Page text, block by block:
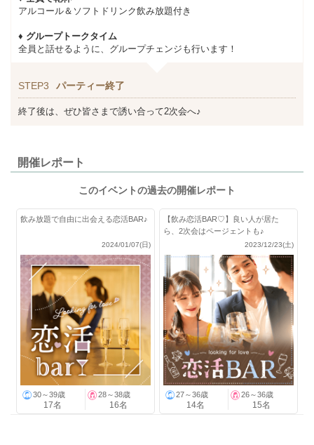
アルコール＆ソフトドリンク飲み放題付き
♦ グループトークタイム
全員と話せるように、グループチェンジも行います！
STEP3 パーティー終了
終了後は、ぜひ皆さまで誘い合って2次会へ♪
開催レポート
このイベントの過去の開催レポート
飲み放題で自由に出会える恋活BAR♪
2024/01/07(日)
30～39歳
17名
28～38歳
16名
【飲み恋活BAR♡】良い人が居た
ら、2次会はページェントも♪
2023/12/23(土)
27～36歳
14名
26～36歳
15名